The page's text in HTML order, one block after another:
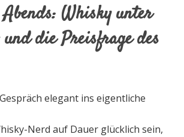
Abends: Whisky unter
und die Preisfrage des
elegant ins eigentliche
Nerd auf Dauer glücklich sein,